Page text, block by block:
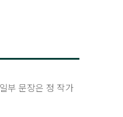
부 문장은 정 작가